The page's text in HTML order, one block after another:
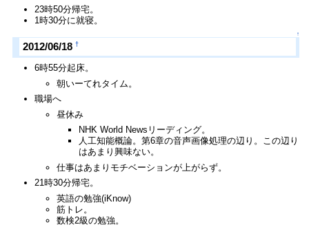
23時50分帰宅。
1時30分に就寝。
↑
2012/06/18 †
6時55分起床。
朝いーてれタイム。
職場へ
昼休み
NHK World Newsリーディング。
人工知能概論。第6章の音声画像処理の辺り。この辺り
はあまり興味ない。
仕事はあまりモチベーションが上がらず。
21時30分帰宅。
英語の勉強(iKnow)
筋トレ。
数検2級の勉強。